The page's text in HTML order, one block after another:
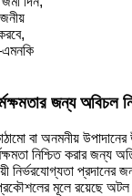
জন্য অবিচল
বা অনমনীয়
নিশ্চিত করার জন্য
নির্ভরযোগ্যতা
মূলে রয়েছে অটল